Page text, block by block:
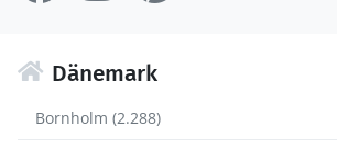
Dänemark
Bornholm (2.288)